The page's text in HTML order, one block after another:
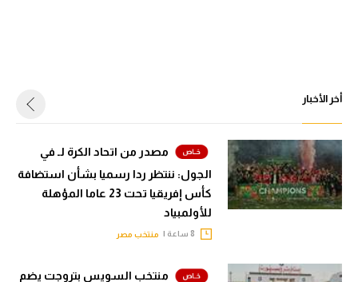
أخر الأخبار
مصدر من اتحاد الكرة لـ في
الجول: ننتظر ردا رسميا بشأن استضافة
كأس إفريقيا تحت 23 عاما المؤهلة
للأولمبياد
منتخب مصر
منتخب السويس بتروجت يضم